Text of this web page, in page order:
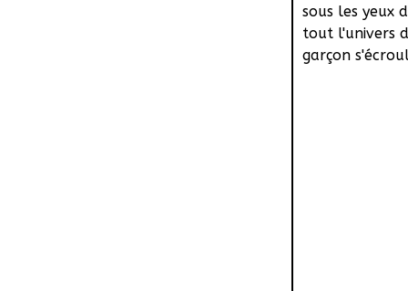
sous les yeux
tout l'univers
garçon